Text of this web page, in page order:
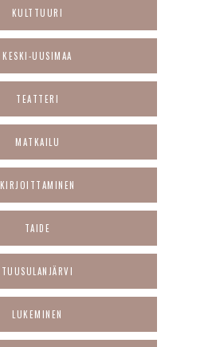
KULTTUURI
KESKI-UUSIMAA
TEATTERI
MATKAILU
KIRJOITTAMINEN
TAIDE
TUUSULANJÄRVI
LUKEMINEN